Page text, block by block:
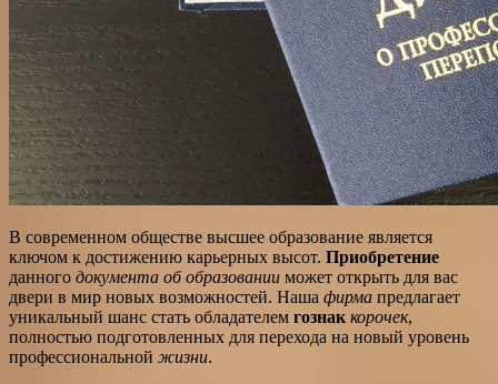
В современном обществе высшее образование является
ключом к достижению карьерных высот. Приобретение
данного документа об образовании может открыть для вас
двери в мир новых возможностей. Наша фирма предлагает
уникальный шанс стать обладателем гознак корочек,
полностью подготовленных для перехода на новый уровень
профессиональной жизни.